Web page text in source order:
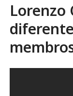
Lorenzo